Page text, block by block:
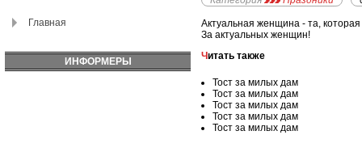
Главная
ИНФОРМЕРЫ
Актуальная женщина - та, которая
За актуальных женщин!
Читать также
Тост за милых дам
Тост за милых дам
Тост за милых дам
Тост за милых дам
Тост за милых дам